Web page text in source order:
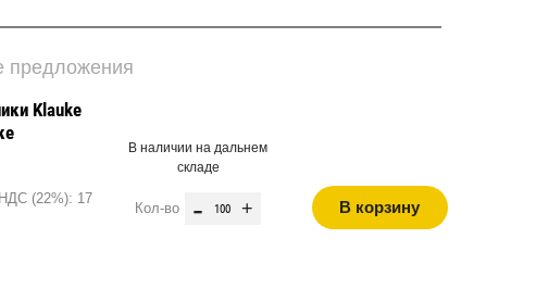
предложения
Klauke
(22%): 17
В наличии на дальнем
складе
Кол-во - + В корзину